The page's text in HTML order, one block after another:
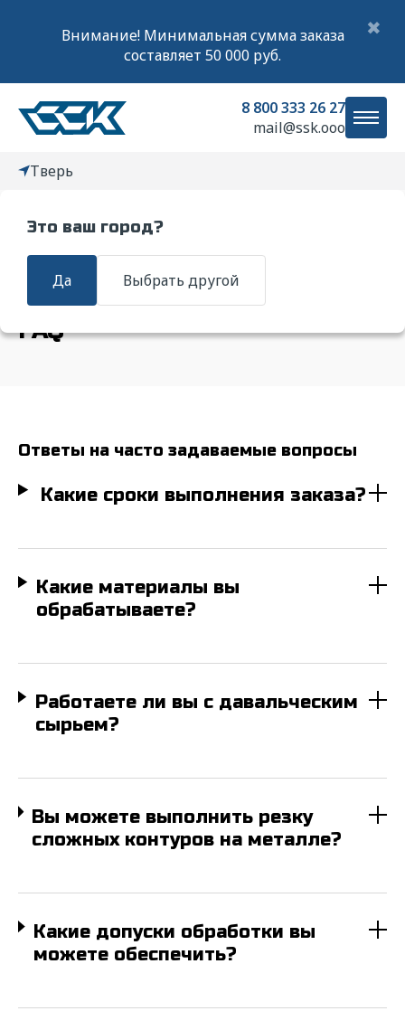
Внимание! Минимальная сумма заказа
составляет 50 000 руб.
✖
Это ваш город?
Да Выбрать другой
8 800 333 26 27
mail@ssk.ooo
Тверь
FAQ
Ответы на часто задаваемые вопросы
Какие сроки выполнения заказа?
Какие материалы вы
обрабатываете?
Работаете ли вы с давальческим
сырьем?
Вы можете выполнить резку
сложных контуров на металле?
Какие допуски обработки вы
можете обеспечить?
Ищете надежного
Мы свяжемся с вами в ближайшее время для
сроки подготовим коммерческое
предложение с выгодными условиями
сотрудничества.